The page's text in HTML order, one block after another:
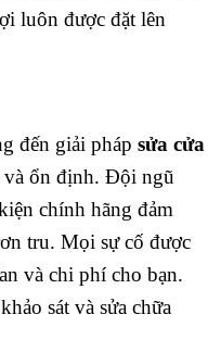
luôn được đặt lên
đến giải pháp sửa cửa
và ổn định. Đội ngũ
chính hãng đảm
tru. Mọi sự cố được
và chi phí cho bạn.
sát và sửa chữa